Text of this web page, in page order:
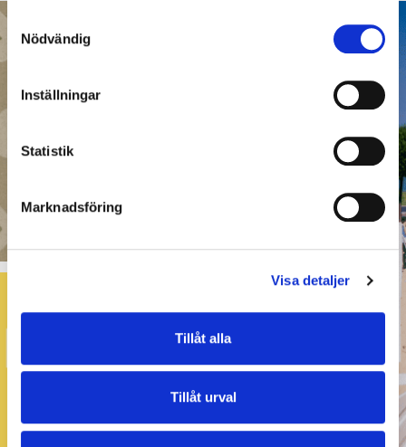
Samtyckesval
Nödvändig
Inställningar
Statistik
Marknadsföring
Visa detaljer
Tillåt alla
Tillåt urval